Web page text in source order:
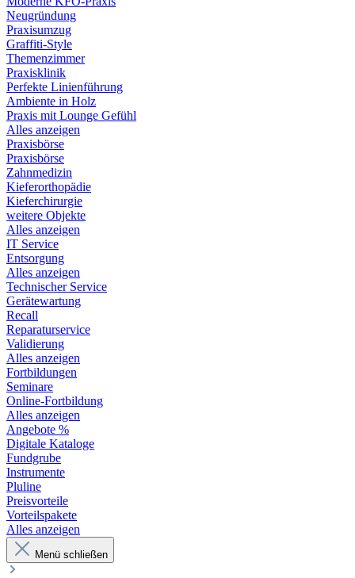
Neugründung
Praxisumzug
Graffiti-Style
Themenzimmer
Praxisklinik
Perfekte Linienführung
Ambiente in Holz
Praxis mit Lounge Gefühl
Alles anzeigen
Praxisbörse
Praxisbörse
Zahnmedizin
Kieferorthopädie
Kieferchirurgie
weitere Objekte
Alles anzeigen
IT Service
Entsorgung
Alles anzeigen
Technischer Service
Gerätewartung
Recall
Reparaturservice
Validierung
Alles anzeigen
Fortbildungen
Seminare
Online-Fortbildung
Alles anzeigen
Angebote %
Digitale Kataloge
Fundgrube
Instrumente
Pluline
Preisvorteile
Vorteilspakete
Alles anzeigen
Menü schließen